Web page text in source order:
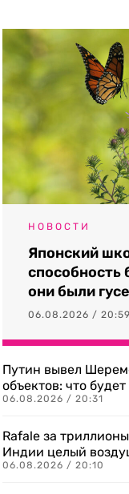
НОВОСТИ
Японский
способность
они были
06.08.2026 / 20:59
Путин вывел
объектов: что
06.08.2026 / 20:31
Rafale за
Индии целый
06.08.2026 / 20:10